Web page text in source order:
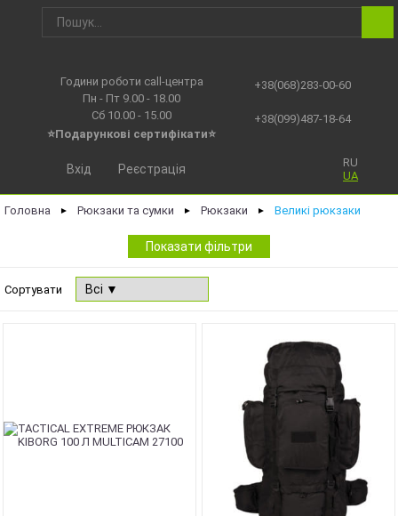
Години роботи call-центра
Пн - Пт 9.00 - 18.00
Сб 10.00 - 15.00
⭐Подарункові сертифікати⭐
+38(068)283-00-60
+38(099)487-18-64
RU
UA
Вхід Реєстрація
Головна ► Рюкзаки та сумки ► Рюкзаки ► Великі рюкзаки
Показати фільтри
Сортувати